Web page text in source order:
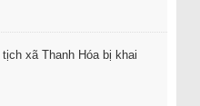
xã Thanh Hóa bị khai